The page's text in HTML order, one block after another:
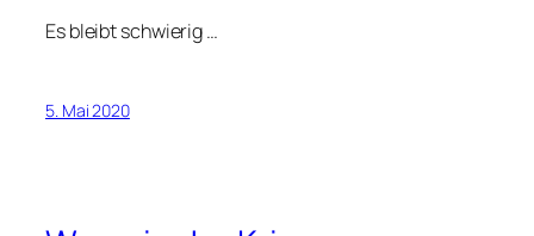
Es bleibt schwierig …
5. Mai 2020